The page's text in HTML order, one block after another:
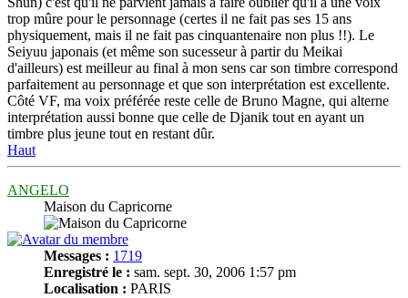
trop mûre pour le personnage (certes il ne fait pas ses 15 ans
physiquement, mais il ne fait pas cinquantenaire non plus !!). Le
Seiyuu japonais (et même son sucesseur à partir du Meikai
d'ailleurs) est meilleur au final à mon sens car son timbre correspond
parfaitement au personnage et que son interprétation est excellente.
Côté VF, ma voix préférée reste celle de Bruno Magne, qui alterne
interprétation aussi bonne que celle de Djanik tout en ayant un
timbre plus jeune tout en restant dûr.
Haut
ANGELO
Maison du Capricorne
Messages : 1719
Enregistré le : sam. sept. 30, 2006 1:57 pm
Localisation : PARIS